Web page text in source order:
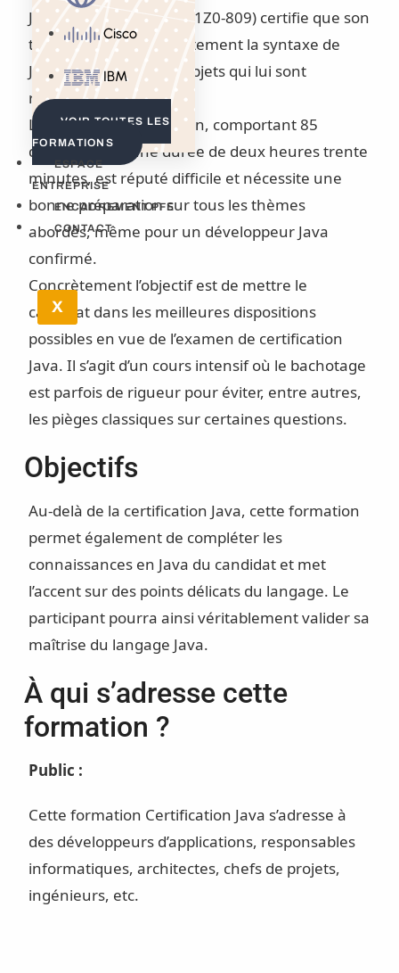
Cisco
IBM
VOIR TOUTES LES
FORMATIONS
ESPACE
ENTREPRISE
ENCADREMENT PFE
CONTACT
X
Java SE 8 Programmer (1Z0-809) certifie que son
titulaire maîtrise parfaitement la syntaxe de
Java 8 et les concepts objets qui lui sont
rattachés.
L’examen de certification, comportant 85
questions et d’une durée de deux heures trente
minutes, est réputé difficile et nécessite une
bonne préparation sur tous les thèmes
abordés, même pour un développeur Java
confirmé.
Concrètement l’objectif est de mettre le
candidat dans les meilleures dispositions
possibles en vue de l’examen de certification
Java. Il s’agit d’un cours intensif où le bachotage
est parfois de rigueur pour éviter, entre autres,
les pièges classiques sur certaines questions.
Objectifs
Au-delà de la certification Java, cette formation
permet également de compléter les
connaissances en Java du candidat et met
l’accent sur des points délicats du langage. Le
participant pourra ainsi véritablement valider sa
maîtrise du langage Java.
À qui s’adresse cette
formation ?
Public :
Cette formation Certification Java s’adresse à
des développeurs d’applications, responsables
informatiques, architectes, chefs de projets,
ingénieurs, etc.